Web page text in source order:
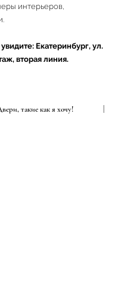
интерьеров,
Екатеринбург, ул.
вторая линия.
Двери, такие как я хочу!